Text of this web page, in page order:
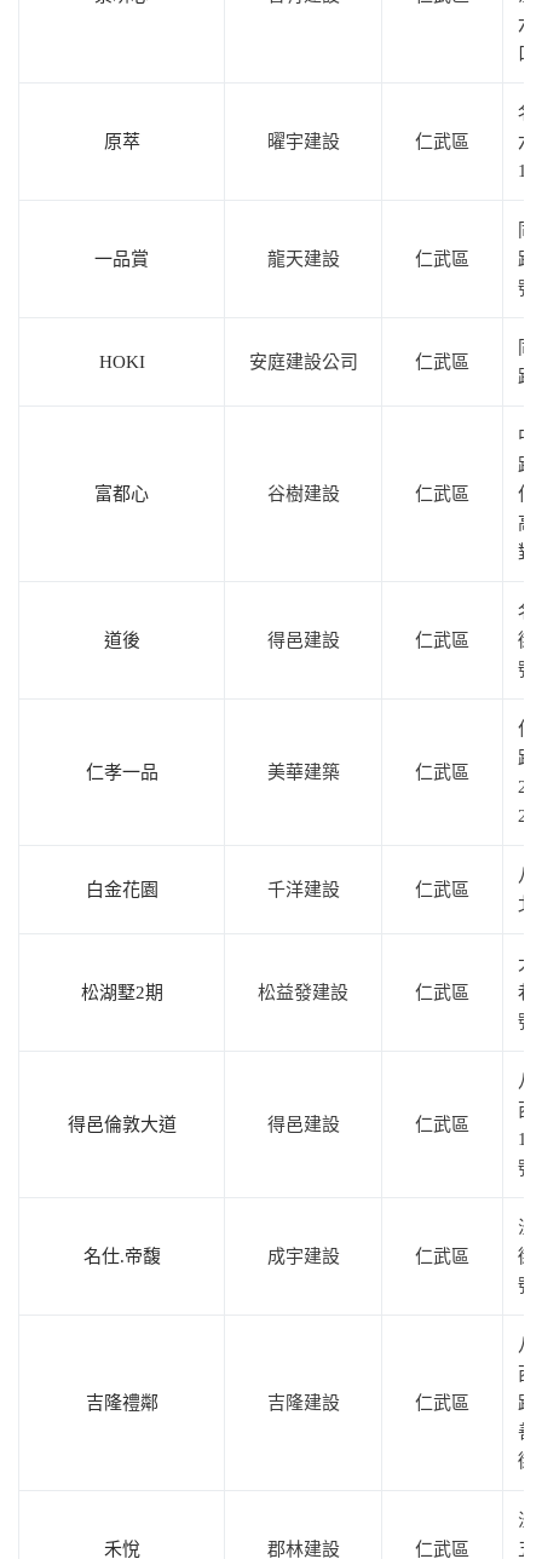
六
口
原萃 曜宇建設 仁武區
名
六
一品賞 龍天建設 仁武區
同
路
號
HOKI 安庭建設公司 仁武區
同
路
富都心 谷樹建設 仁武區
中
路
仁
高
對
道後 得邑建設 仁武區
名
街
號
仁孝一品 美華建築 仁武區
仁
路
白金花園 千洋建設 仁武區
八
北
松湖墅2期 松益發建設 仁武區
大
巷
號
得邑倫敦大道 得邑建設 仁武區
八
西
號
名仕.帝馥 成宇建設 仁武區
澄
街
號
吉隆禮鄰 吉隆建設 仁武區
八
西
善
街
禾悅 郡林建設 仁武區
澄
五